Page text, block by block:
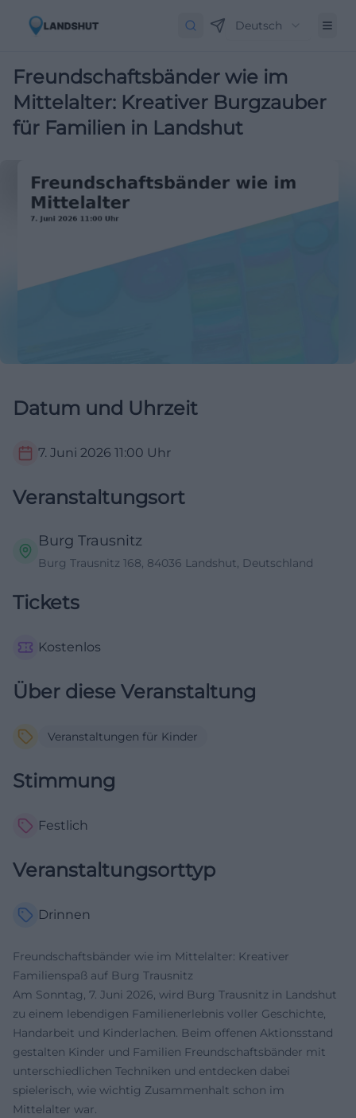
Deutsch
Freundschaftsbänder wie im
Mittelalter: Kreativer Burgzauber
für Familien in Landshut
Datum und Uhrzeit
7. Juni 2026 11:00 Uhr
Veranstaltungsort
Burg Trausnitz
Burg Trausnitz 168, 84036 Landshut, Deutschland
Tickets
Kostenlos
Über diese Veranstaltung
Veranstaltungen für Kinder
Stimmung
Festlich
Veranstaltungsorttyp
Drinnen
Freundschaftsbänder wie im Mittelalter: Kreativer
Familienspaß auf Burg Trausnitz
Am Sonntag, 7. Juni 2026, wird Burg Trausnitz in Landshut
zu einem lebendigen Familienerlebnis voller Geschichte,
Handarbeit und Kinderlachen. Beim offenen Aktionsstand
gestalten Kinder und Familien Freundschaftsbänder mit
unterschiedlichen Techniken und entdecken dabei
spielerisch, wie wichtig Zusammenhalt schon im
Mittelalter war.